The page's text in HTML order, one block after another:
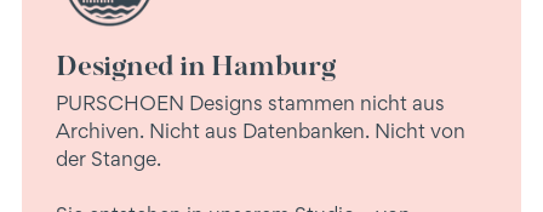
Designed in Hamburg
PURSCHOEN Designs stammen nicht aus
Archiven. Nicht aus Datenbanken. Nicht von
der Stange.